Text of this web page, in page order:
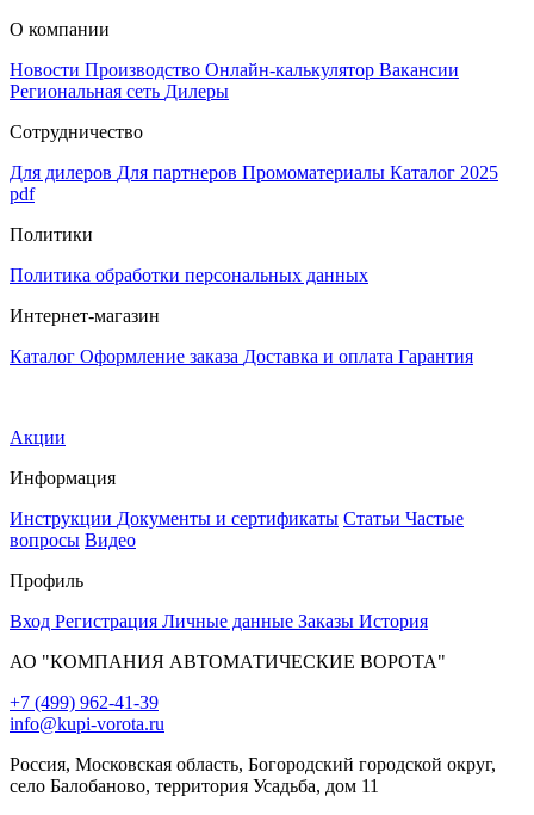
О компании
Новости Производство Онлайн-калькулятор Вакансии
Региональная сеть Дилеры
Сотрудничество
Для дилеров Для партнеров Промоматериалы Каталог 2025
pdf
Политики
Политика обработки персональных данных
Интернет-магазин
Каталог Оформление заказа Доставка и оплата Гарантия
Акции
Информация
Инструкции Документы и сертификаты Статьи Частые
вопросы Видео
Профиль
Вход Регистрация Личные данные Заказы История
АО "КОМПАНИЯ АВТОМАТИЧЕСКИЕ ВОРОТА"
+7 (499) 962-41-39
info@kupi-vorota.ru
Россия, Московская область, Богородский городской округ,
село Балобаново, территория Усадьба, дом 11